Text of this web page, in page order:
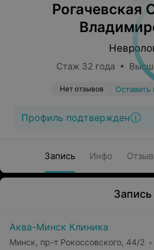
Рогачевская
Стаж 32 года •
Нет отзывов Оставить
Профиль подтвержден
Запись Инфо
Запись
Аква-Минск Клиника
Минск, пр-т Рокоссовского, 44/2